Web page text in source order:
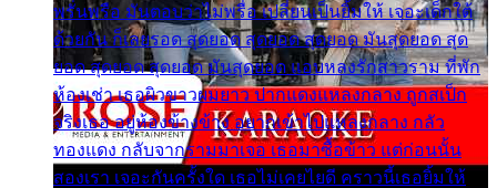
พรั่นพรือ มันตอบว่าไม่พรื่อ เปลี่ยนเป็นยิ้มให้ เจอะเด็กใต้
ด้วยกัน ก็เลยรอด สุดยอด สุดยอด สุดยอด มันสุดยอด สุด
ยอด สุดยอด สุดยอด มันสุดยอด แอบหลงรักสาวราม ที่พัก
ห้องเช่า เธอผิวขาวผมยาว ปากแดงแหลงกลาง ถูกสเป็ก
จริงเธอ อยู่ห้องข้างข้าง อยากเข้าไปแหลงกลาง กลัว
ทองแดง กลับจากรามมาเจอ เธอมาซื้อข้าว แต่ก่อนนั้น
สองเรา เจอะกันครั้งใด เธอไม่เคยไยดี คราวนี้เธอยิ้มให้